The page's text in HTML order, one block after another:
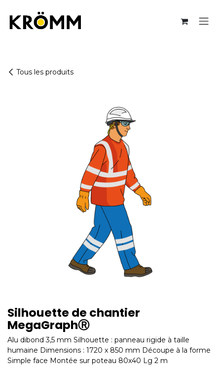
Tous les produits
Silhouette de chantier
MegaGraphⓇ
Alu dibond 3,5 mm Silhouette : panneau rigide à taille
humaine Dimensions : 1720 x 850 mm Découpe à la forme
Simple face Montée sur poteau 80x40 Lg 2 m